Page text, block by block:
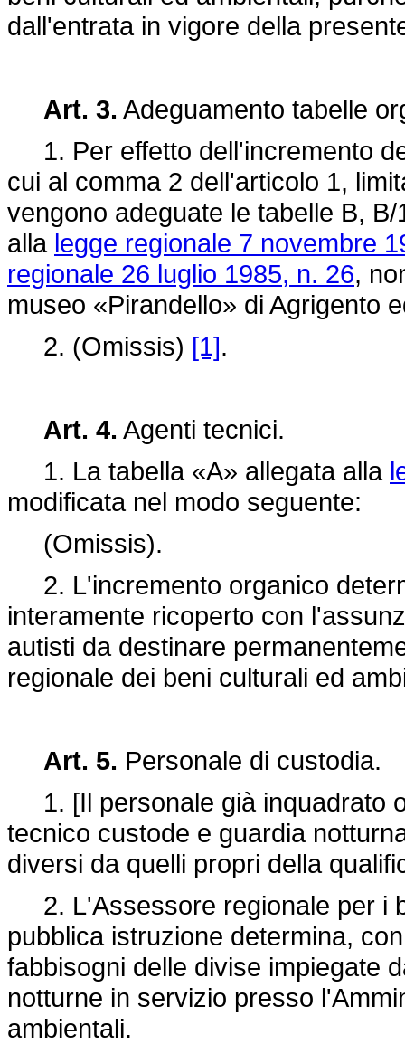
dall'entrata in vigore della
Art. 3. Adeguamento tabelle
1. Per effetto dell'incremento
cui al comma 2 dell'articolo 1,
vengono adeguate le tabelle B,
alla legge regionale 7 novembre
regionale 26 luglio 1985, n. 26,
museo «Pirandello» di Agrigento
2. (Omissis) [1].
Art. 4. Agenti tecnici.
1. La tabella «A» allegata alla
modificata nel modo seguente:
(Omissis).
2. L'incremento organico
interamente ricoperto con
autisti da destinare
regionale dei beni culturali ed
Art. 5. Personale di custodia.
1. [Il personale già inquadrato
tecnico custode e guardia
diversi da quelli propri della
2. L'Assessore regionale per i
pubblica istruzione determina,
fabbisogni delle divise impiegate
notturne in servizio presso
ambientali.